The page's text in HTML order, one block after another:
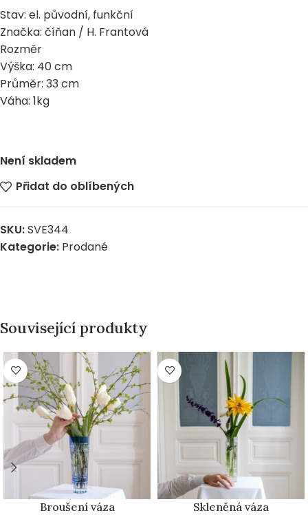
Stav: el. původní, funkční
Značka: číňan / H. Frantová
Rozměr
Výška: 40 cm
Průměr: 33 cm
Váha: 1kg
Není skladem
Přidat do oblíbených
SKU:SVE344
Kategorie: Prodané
Související produkty
PRODÁNO
Broušení váza
PRODÁNO
Skleněná váza